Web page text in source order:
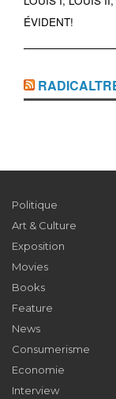
ÉVIDENT!
Politique
Art & Culture
Exposition
Movies
Books
Feature
News
Consumerisme
Economie
Interview